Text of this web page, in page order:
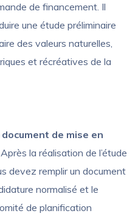
de financement. Il
une étude préliminaire
des valeurs naturelles,
et récréatives de la
de mise en
Après la réalisation de l’étude
devez remplir un document
normalisé et le
de planification